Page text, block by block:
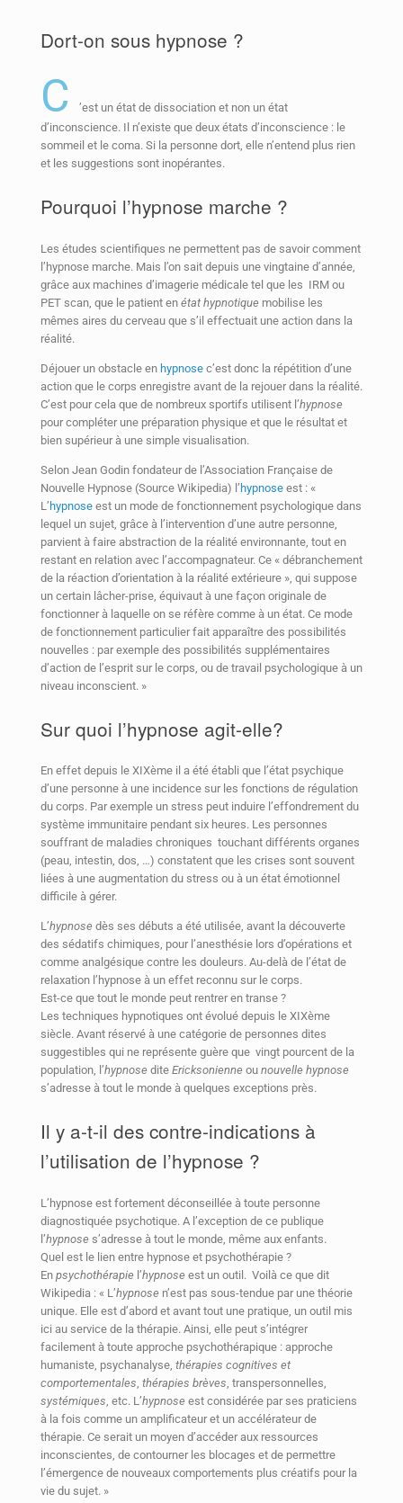
Dort-on sous hypnose ?
C
’est un état de dissociation et non un état
d’inconscience. Il n’existe que deux états d’inconscience : le
sommeil et le coma. Si la personne dort, elle n’entend plus rien
et les suggestions sont inopérantes.
Pourquoi l’hypnose marche ?
Les études scientifiques ne permettent pas de savoir comment
l’hypnose marche. Mais l’on sait depuis une vingtaine d’année,
grâce aux machines d’imagerie médicale tel que les IRM ou
PET scan, que le patient en état hypnotique mobilise les
mêmes aires du cerveau que s’il effectuait une action dans la
réalité.
Déjouer un obstacle en hypnose c’est donc la répétition d’une
action que le corps enregistre avant de la rejouer dans la réalité.
C’est pour cela que de nombreux sportifs utilisent l’hypnose
pour compléter une préparation physique et que le résultat et
bien supérieur à une simple visualisation.
Selon Jean Godin fondateur de l’Association Française de
Nouvelle Hypnose (Source Wikipedia) l’ hypnose est : «
L’ hypnose est un mode de fonctionnement psychologique dans
lequel un sujet, grâce à l’intervention d’une autre personne,
parvient à faire abstraction de la réalité environnante, tout en
restant en relation avec l’accompagnateur. Ce « débranchement
de la réaction d’orientation à la réalité extérieure », qui suppose
un certain lâcher-prise, équivaut à une façon originale de
fonctionner à laquelle on se réfère comme à un état. Ce mode
de fonctionnement particulier fait apparaître des possibilités
nouvelles : par exemple des possibilités supplémentaires
d’action de l’esprit sur le corps, ou de travail psychologique à un
niveau inconscient. »
Sur quoi l’hypnose agit-elle?
En effet depuis le XIXème il a été établi que l’état psychique
d’une personne à une incidence sur les fonctions de régulation
du corps. Par exemple un stress peut induire l’effondrement du
système immunitaire pendant six heures. Les personnes
souffrant de maladies chroniques touchant différents organes
(peau, intestin, dos, …) constatent que les crises sont souvent
liées à une augmentation du stress ou à un état émotionnel
difficile à gérer.
L’hypnose dès ses débuts a été utilisée, avant la découverte
des sédatifs chimiques, pour l’anesthésie lors d’opérations et
comme analgésique contre les douleurs. Au-delà de l’état de
relaxation l’hypnose à un effet reconnu sur le corps.
Est-ce que tout le monde peut rentrer en transe ?
Les techniques hypnotiques ont évolué depuis le XIXème
siècle. Avant réservé à une catégorie de personnes dites
suggestibles qui ne représente guère que vingt pourcent de la
population, l’hypnose dite Ericksonienne ou nouvelle hypnose
s’adresse à tout le monde à quelques exceptions près.
Il y a-t-il des contre-indications à
l’utilisation de l’hypnose ?
L’hypnose est fortement déconseillée à toute personne
diagnostiquée psychotique. A l’exception de ce publique
l’hypnose s’adresse à tout le monde, même aux enfants.
Quel est le lien entre hypnose et psychothérapie ?
En psychothérapie l’hypnose est un outil. Voilà ce que dit
Wikipedia : « L’hypnose n’est pas sous-tendue par une théorie
unique. Elle est d’abord et avant tout une pratique, un outil mis
ici au service de la thérapie. Ainsi, elle peut s’intégrer
facilement à toute approche psychothérapique : approche
humaniste, psychanalyse, thérapies cognitives et
comportementales thérapies brèves , transpersonnelles,
systémiques , etc. L’hypnose est considérée par ses praticiens
à la fois comme un amplificateur et un accélérateur de
thérapie. Ce serait un moyen d’accéder aux ressources
inconscientes, de contourner les blocages et de permettre
l’émergence de nouveaux comportements plus créatifs pour la
vie du sujet. »